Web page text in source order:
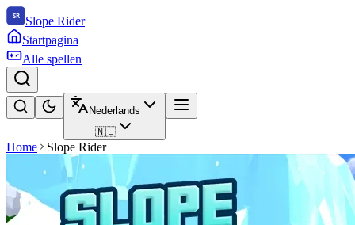
Slope Rider
Startpagina
Alle spellen
Nederlands
🇳🇱
Home Slope Rider